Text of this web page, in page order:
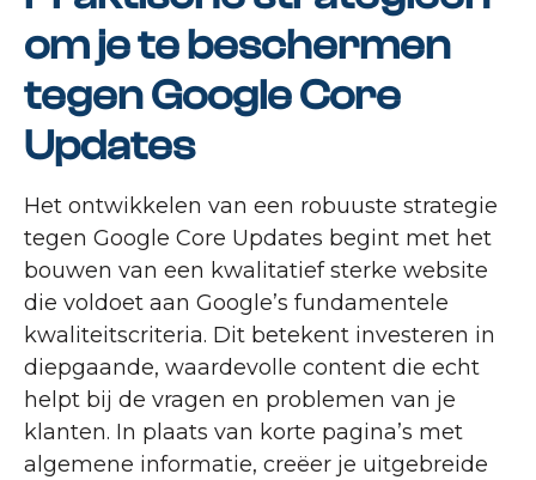
om je te beschermen
tegen Google Core
Updates
Het ontwikkelen van een robuuste strategie
tegen Google Core Updates begint met het
bouwen van een kwalitatief sterke website
die voldoet aan Google’s fundamentele
kwaliteitscriteria. Dit betekent investeren in
diepgaande, waardevolle content die echt
helpt bij de vragen en problemen van je
klanten. In plaats van korte pagina’s met
algemene informatie, creëer je uitgebreide